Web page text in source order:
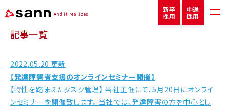
And it realizes
新卒
採用
中途
採用
記事一覧
2022.05.20 更新
【発達障害者支援のオンラインセミナー開催】
【特性を踏まえたタスク管理】 当社主催にて、5月20日にオンライ
ンセミナーを開催致します。 当社では、発達障害の方を中心とし